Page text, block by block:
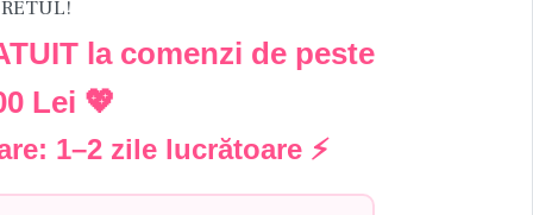
la comenzi de peste
Lei 💖
1–2 zile lucrătoare⚡